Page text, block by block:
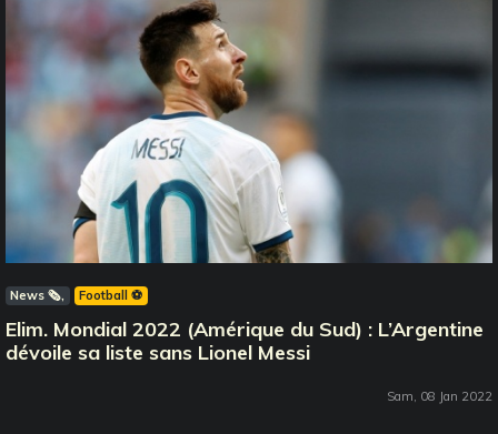
News 🗞️ Football ⚽️
Elim. Mondial 2022 (Amérique du Sud) : L’Argentine
dévoile sa liste sans Lionel Messi
Sam, 08 Jan 2022